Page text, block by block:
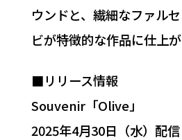
ウンドと、繊細なファル
ビが特徴的な作品に仕上が
■リリース情報
Souvenir「Olive」
2025年4月30日（水）配